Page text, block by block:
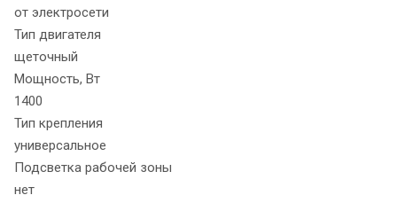
от электросети
Тип двигателя
щеточный
Мощность, Вт
1400
Тип крепления
универсальное
Подсветка рабочей зоны
нет